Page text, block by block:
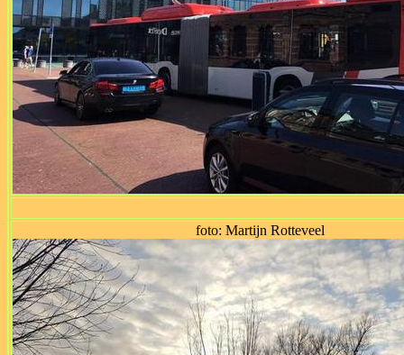
foto: Martijn Rotteveel